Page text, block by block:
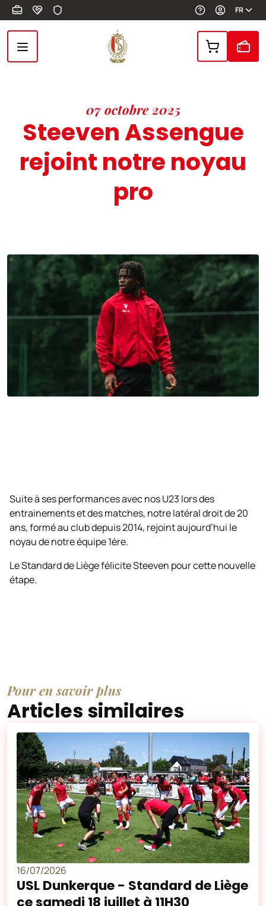
Aller au contenu principal FR
07 octobre 2025
Steeven Assengue
rejoint notre noyau
pro
Suite à ses performances avec nos U23 lors des
entrainements et des matches, notre latéral droit de 20
ans, formé au club depuis 2014, rejoint aujourd’hui le
noyau de notre équipe 1ère.
Le Standard de Liège félicite Steeven pour cette nouvelle
étape.
Pour en savoir plus
Articles similaires
16/07/2026
USL Dunkerque - Standard de Liège
ce samedi 18 juillet à 11H30